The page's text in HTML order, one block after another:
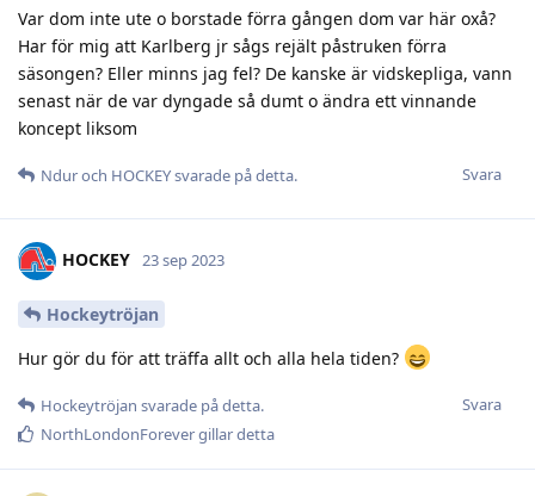
Var dom inte ute o borstade förra gången dom var här oxå?
Har för mig att Karlberg jr sågs rejält påstruken förra
säsongen? Eller minns jag fel? De kanske är vidskepliga, vann
senast när de var dyngade så dumt o ändra ett vinnande
koncept liksom
Svara
Nduroch HOCKEYsvarade på detta.
HOCKEY 23 sep 2023
Hockeytröjan
Hur gör du för att träffa allt och alla hela tiden?
Svara
Hockeytröjan svarade på detta.
NorthLondonForevergillar detta